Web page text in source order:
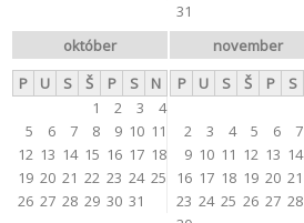
31
október
P
U S Š P S
N
1
2 3
4
5
6 7 8 9 10 11
12 13 14 15 16 17 18
19 20 21 22 23 24 25
26 27 28 29 30 31
november
P
U S Š P S
2
3 4 5 6 7
9 10 11 12 13 14
16 17 18 19 20 21
23 24 25 26 27 28